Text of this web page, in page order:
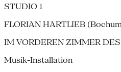
STUDIO 1
FLORIAN HARTLIEB
IM VORDEREN ZIMMER
Musik-Installation